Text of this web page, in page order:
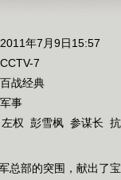
年7月9日15:57
CCTV-7
百战经典
事
左权 彭雪枫 参谋长
总部的突围，献出了